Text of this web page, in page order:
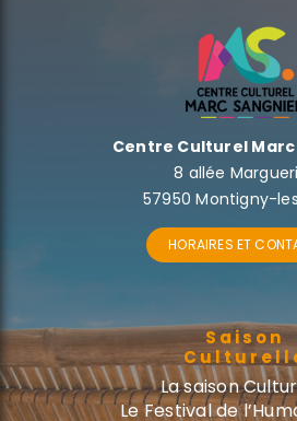
Centre Culturel
8 allée
57950 Montigny-
HORAIRES ET
Saison
La saison
Le Festival de